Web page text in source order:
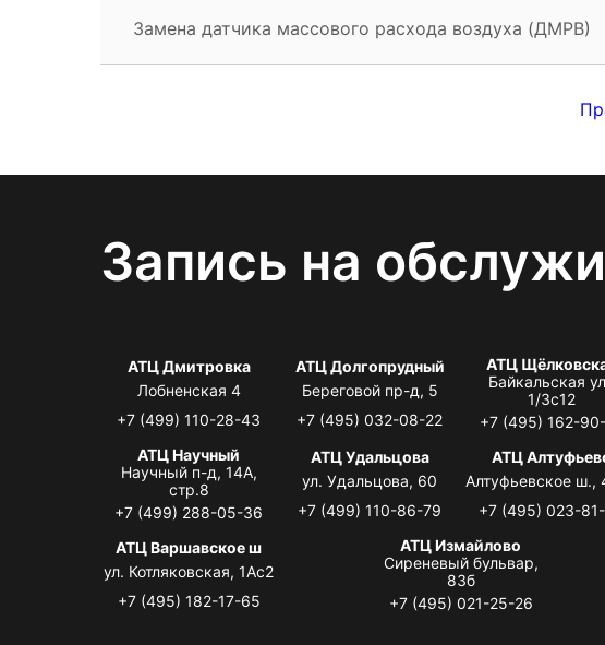
Замена датчика массового расхода воздуха (ДМРВ)
Запись на
АТЦ Дмитровка
Лобненская 4
+7 (499) 110-28-43
АТЦ Долгопрудный
Береговой пр-д, 5
+7 (495) 032-08-22
АТЦ
Байкальская
1/3с12
+7 (495) 162-
АТЦ Научный
Научный п-д, 14А,
стр.8
+7 (499) 288-05-36
АТЦ Удальцова
ул. Удальцова, 60
+7 (499) 110-86-79
АТЦ
Алтуфьевское ш.,
+7 (495) 023-
АТЦ Варшавское ш
ул. Котляковская, 1Ас2
+7 (495) 182-17-65
АТЦ Измайлово
Сиреневый бульвар,
83б
+7 (495) 021-25-26